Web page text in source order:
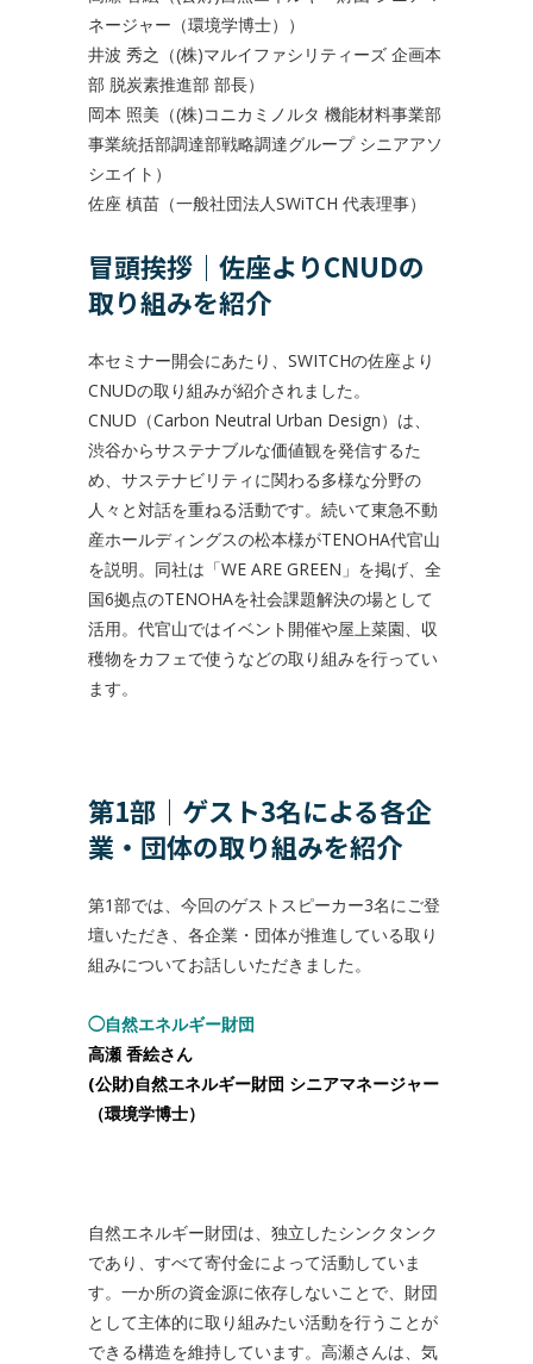
ネージャー（環境学博士））
井波 秀之（(株)マルイファシリティーズ 企画本
部 脱炭素推進部 部長）
岡本 照美（(株)コニカミノルタ 機能材料事業部
事業統括部調達部戦略調達グループ シニアアソ
シエイト）
佐座 槙苗（一般社団法人SWiTCH 代表理事）
冒頭挨拶｜佐座よりCNUDの
取り組みを紹介
本セミナー開会にあたり、SWITCHの佐座より
CNUDの取り組みが紹介されました。
CNUD（Carbon Neutral Urban Design）は、
渋谷からサステナブルな価値観を発信するた
め、サステナビリティに関わる多様な分野の
人々と対話を重ねる活動です。続いて東急不動
産ホールディングスの松本様がTENOHA代官山
を説明。同社は「WE ARE GREEN」を掲げ、全
国6拠点のTENOHAを社会課題解決の場として
活用。代官山ではイベント開催や屋上菜園、収
穫物をカフェで使うなどの取り組みを行ってい
ます。
第1部｜ゲスト3名による各企
業・団体の取り組みを紹介
第1部では、今回のゲストスピーカー3名にご登
壇いただき、各企業・団体が推進している取り
組みについてお話しいただきました。
◯自然エネルギー財団
高瀬 香絵さん
(公財)自然エネルギー財団 シニアマネージャー
（環境学博士）
自然エネルギー財団は、独立したシンクタンク
であり、すべて寄付金によって活動していま
す。一か所の資金源に依存しないことで、財団
として主体的に取り組みたい活動を行うことが
できる構造を維持しています。高瀬さんは、気